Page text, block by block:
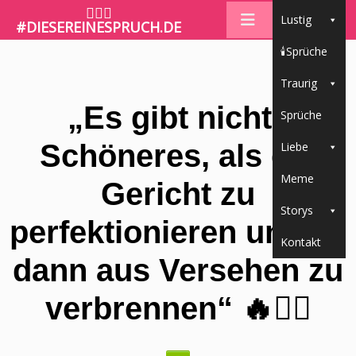
🤷🏼‍♀️
#DIESEREINESPRUCH.DE Lustig
🕯Sprüche
Traurig
Sprüche
Liebe
Meme
Storys
Kontakt
„Es gibt nichts
Schöneres, als ein
Gericht zu
perfektionieren und es
dann aus Versehen zu
verbrennen“ 🔥🤦‍♀️